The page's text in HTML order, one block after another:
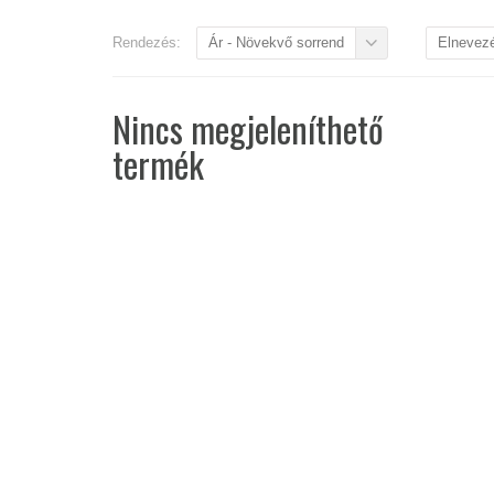
Rendezés: Ár - Növekvő sorrend
Nincs megjeleníthető
termék